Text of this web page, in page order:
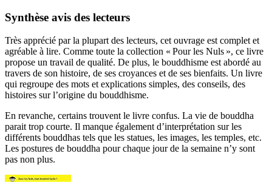
Synthèse avis des lecteurs
Très apprécié par la plupart des lecteurs, cet ouvrage est complet et
agréable à lire. Comme toute la collection « Pour les Nuls », ce livre
propose un travail de qualité. De plus, le bouddhisme est abordé au
travers de son histoire, de ses croyances et de ses bienfaits. Un livre
qui regroupe des mots et explications simples, des conseils, des
histoires sur l’origine du bouddhisme.
En revanche, certains trouvent le livre confus. La vie de bouddha
parait trop courte. Il manque également d’interprétation sur les
différents bouddhas tels que les statues, les images, les temples, etc.
Les postures de bouddha pour chaque jour de la semaine n’y sont
pas non plus.